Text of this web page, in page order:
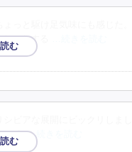
モヤする
いう …続きを読む